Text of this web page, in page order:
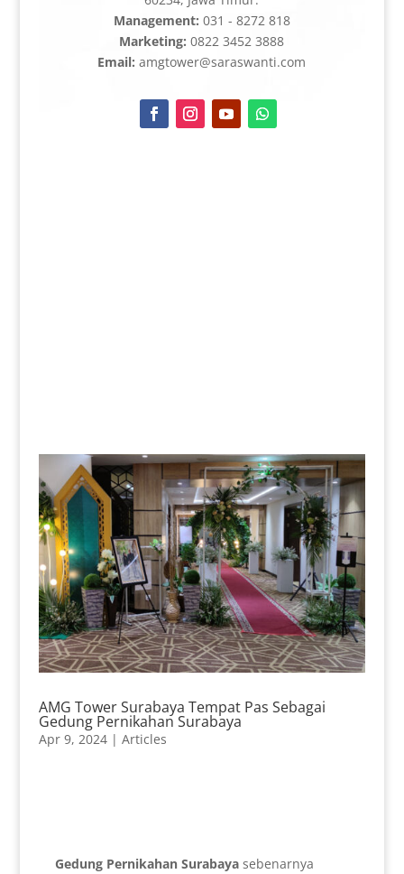
Management: 031 - 8272 818
Marketing: 0822 3452 3888
Email: amgtower@saraswanti.com
AMG Tower Surabaya Tempat Pas Sebagai
Gedung Pernikahan Surabaya
Apr 9, 2024| Articles
Gedung Pernikahan Surabaya sebenarnya